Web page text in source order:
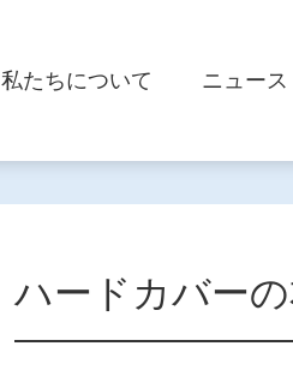
私たちについて ニュース
ハードカバー